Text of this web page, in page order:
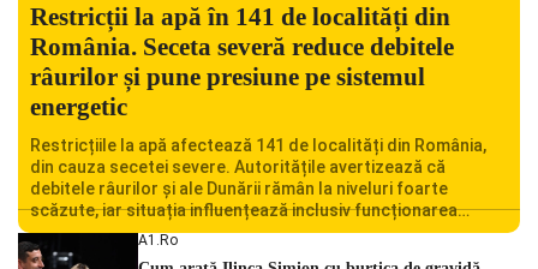
Restricții la apă în 141 de localități din
România. Seceta severă reduce debitele
râurilor și pune presiune pe sistemul
energetic
Restricțiile la apă afectează 141 de localități din România,
din cauza secetei severe. Autoritățile avertizează că
debitele râurilor și ale Dunării rămân la niveluri foarte
scăzute, iar situația influențează inclusiv funcționarea
Centralei Nucleare de la Cernavodă. România se confruntă
cu una dintre cele mai dificile perioade din punct de vedere
A1.ro